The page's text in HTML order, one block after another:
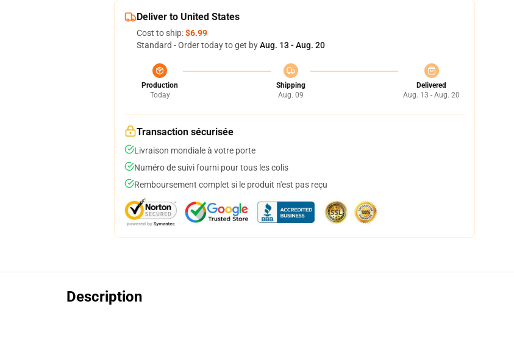
Deliver to United States
Cost to ship:$6.99
Standard - Order today to get byAug. 13 - Aug. 20
Production
Today
Shipping
Aug. 09
Delivered
Aug. 13 - Aug. 20
Transaction sécurisée
Livraison mondiale à votre porte
Numéro de suivi fourni pour tous les colis
Remboursement complet si le produit n'est pas reçu
Description